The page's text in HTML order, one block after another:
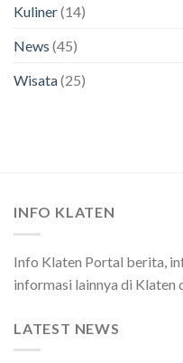
Kuliner(14)
News (45)
Wisata(25)
INFO KLATEN
Info Klaten Portal berita,
informasi lainnya di Klaten
LATEST NEWS